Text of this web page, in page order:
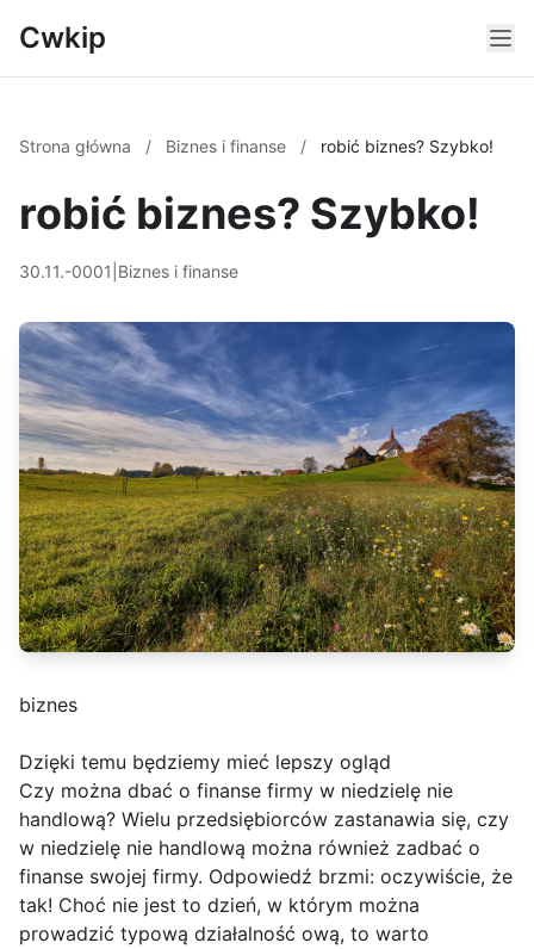
Cwkip
Strona główna / Biznes i finanse / robić biznes? Szybko!
robić biznes? Szybko!
30.11.-0001 Biznes i finanse
biznes
Dzięki temu będziemy mieć lepszy ogląd
Czy można dbać o finanse firmy w niedzielę nie
handlową? Wielu przedsiębiorców zastanawia się, czy
w niedzielę nie handlową można również zadbać o
finanse swojej firmy. Odpowiedź brzmi: oczywiście, że
tak! Choć nie jest to dzień, w którym można
prowadzić typową działalność ową, to warto